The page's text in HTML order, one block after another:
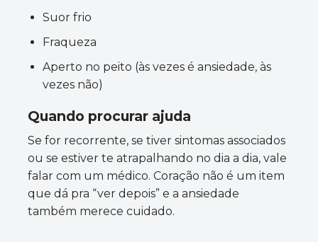
Suor frio
Fraqueza
Aperto no peito (às vezes é ansiedade, às
vezes não)
Quando procurar ajuda
Se for recorrente, se tiver sintomas associados
ou se estiver te atrapalhando no dia a dia, vale
falar com um médico. Coração não é um item
que dá pra “ver depois” e a ansiedade
também merece cuidado.